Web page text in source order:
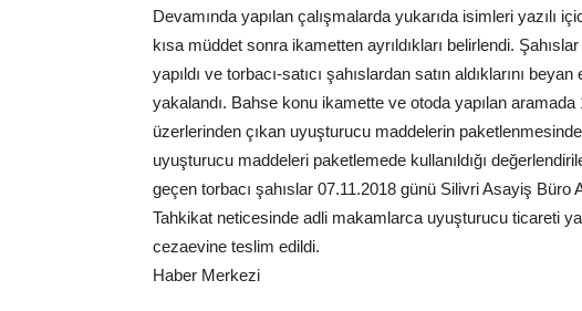
Devamında yapılan çalışmalarda yukarıda isimleri yazılı
kısa müddet sonra ikametten ayrıldıkları belirlendi.
yapıldı ve torbacı-satıcı şahıslardan satın aldıklarını
yakalandı. Bahse konu ikamette ve otoda yapılan
üzerlerinden çıkan uyuşturucu maddelerin
uyuşturucu maddeleri paketlemede kullanıldığı
geçen torbacı şahıslar 07.11.2018 günü Silivri Asayiş
Tahkikat neticesinde adli makamlarca uyuşturucu ticareti
cezaevine teslim edildi.
Haber Merkezi